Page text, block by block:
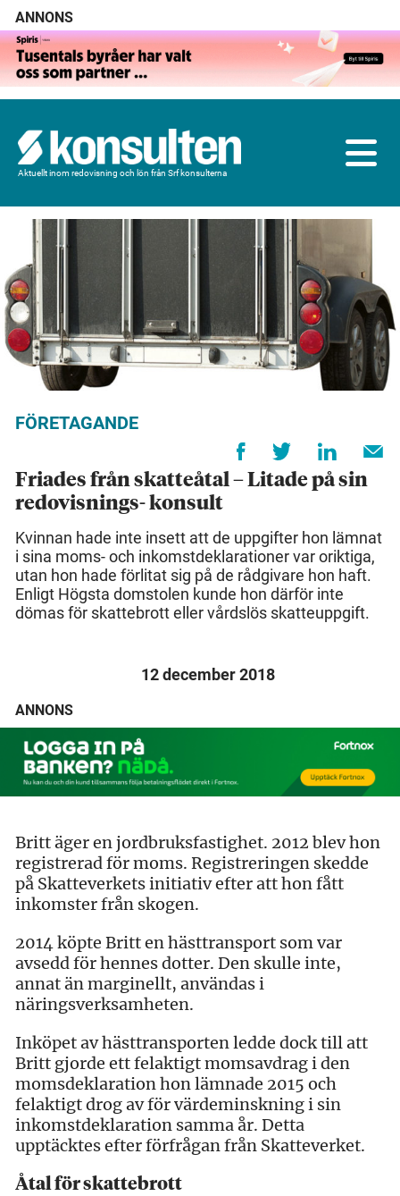
ANNONS
Aktuellt inom redovisning och lön från Srf konsulterna
FÖRETAGANDE
Friades från skatteåtal – Litade på sin
redovisnings- konsult
Kvinnan hade inte insett att de uppgifter hon lämnat
i sina moms- och inkomstdeklarationer var oriktiga,
utan hon hade förlitat sig på de rådgivare hon haft.
Enligt Högsta domstolen kunde hon därför inte
dömas för skattebrott eller vårdslös skatteuppgift.
12 december 2018
ANNONS
Britt äger en jordbruksfastighet. 2012 blev hon
registrerad för moms. Registreringen skedde
på Skatteverkets initiativ efter att hon fått
inkomster från skogen.
2014 köpte Britt en hästtransport som var
avsedd för hennes dotter. Den skulle inte,
annat än marginellt, användas i
näringsverksamheten.
Inköpet av hästtransporten ledde dock till att
Britt gjorde ett felaktigt momsavdrag i den
momsdeklaration hon lämnade 2015 och
felaktigt drog av för värdeminskning i sin
inkomstdeklaration samma år. Detta
upptäcktes efter förfrågan från Skatteverket.
Åtal för skattebrott